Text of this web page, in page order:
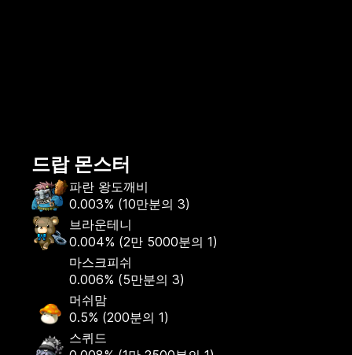
드랍 몬스터
파란 왕도깨비
0.003% (10만분의 3)
브라운테니
0.004% (2만 5000분의 1)
마스크피쉬
0.006% (5만분의 3)
머쉬맘
0.5% (200분의 1)
스퀴드